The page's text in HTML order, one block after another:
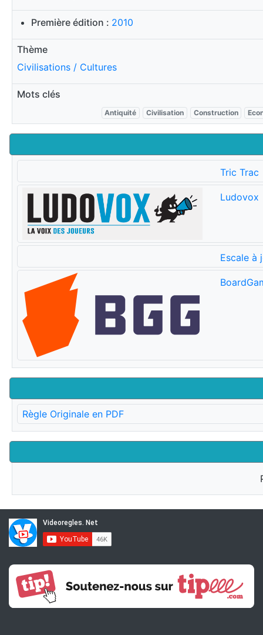
Première édition : 2010
Thème
Civilisations / Cultures
Mots clés
Antiquité Civilisation Construction
Tric Trac
Ludovox
Escale à
Règle Originale en PDF